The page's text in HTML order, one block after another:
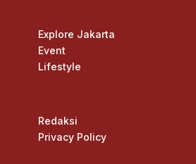
Explore Jakarta
Event
Lifestyle
Redaksi
Privacy Policy